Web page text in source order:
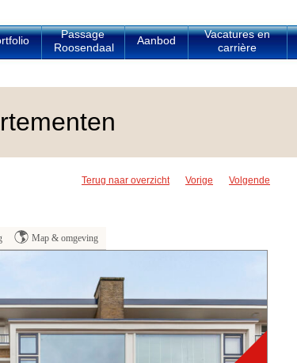
Passage
Roosendaal
Aanbod
Vacatures en
carrière
Terug naar overzicht Vorige Volgende
Map & omgeving